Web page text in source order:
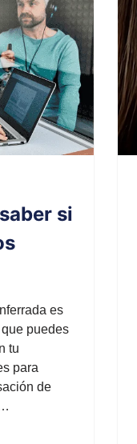
si
es
puedes
tu
para
de